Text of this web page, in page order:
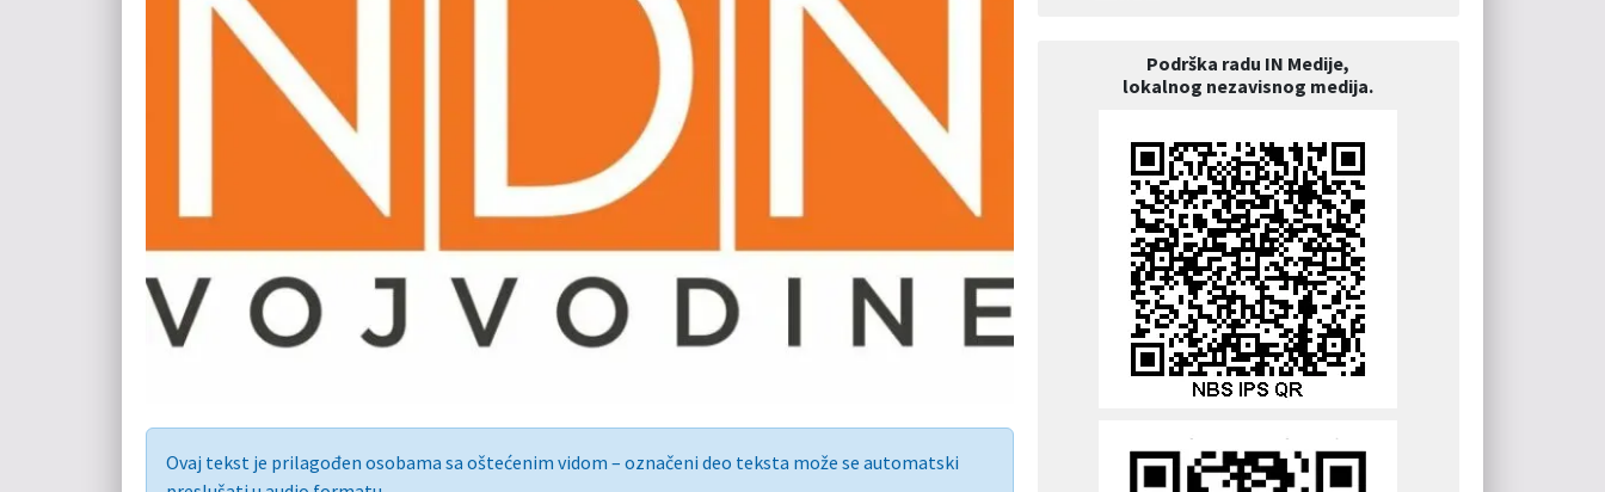
Ovaj tekst je prilagođen osobama sa oštećenim vidom – označeni deo teksta može se automatski
Podrška radu IN Medije,
lokalnog nezavisnog medija.